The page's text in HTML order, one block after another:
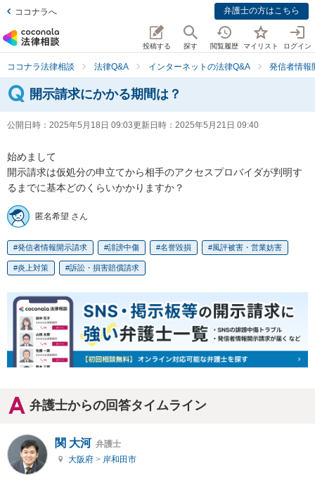
ココナラへ 弁護士の方はこちら
投稿する 探す 閲覧履歴 マイリスト ログイン
ココナラ法律相談 法律Q&A インターネットの法律Q&A 発信者情報
開示請求にかかる期間は？
公開日時： 2025年5月18日 09:03更新日時： 2025年5月21日 09:40
始めまして
開示請求は仮処分の申立てから相手のアクセスプロバイダが判明す
るまでに基本どのくらいかかりますか？
匿名希望 さん
発信者情報開示請求 誹謗中傷 名誉毀損 風評被害・営業妨害
炎上対策 訴訟・損害賠償請求
弁護士からの回答タイムライン
関 大河 弁護士
大阪府 > 岸和田市